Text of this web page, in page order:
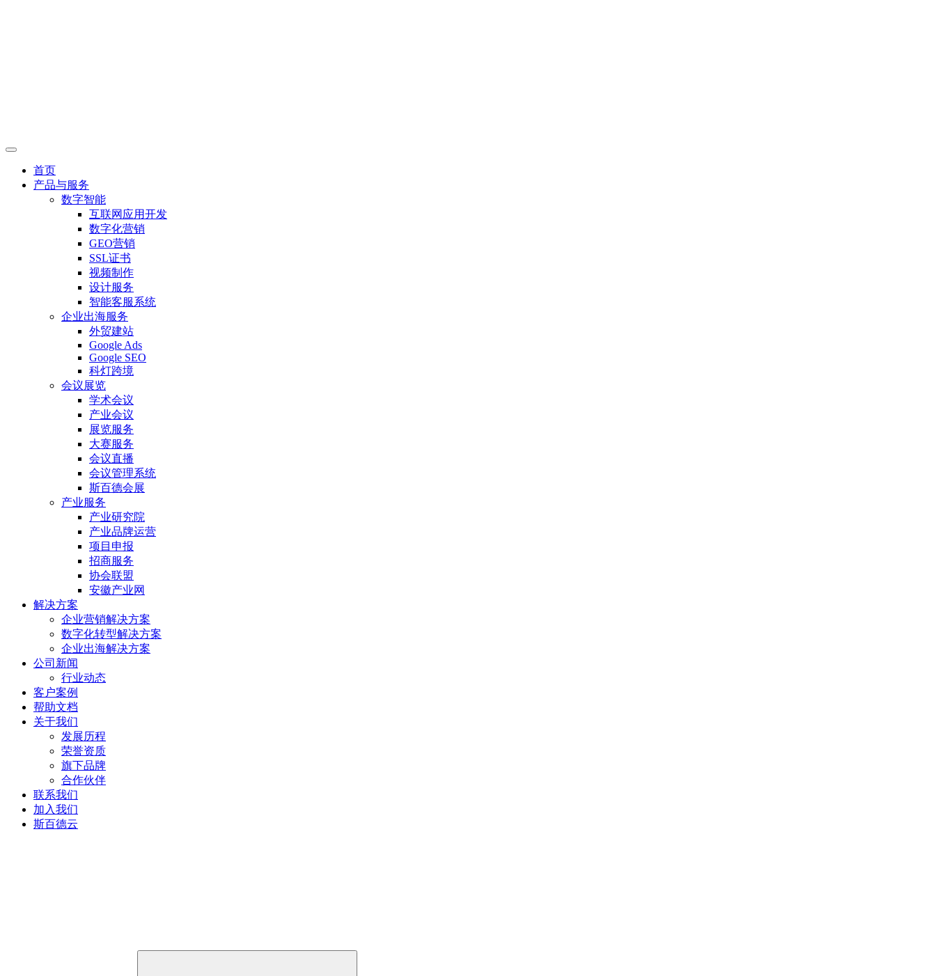
首页
产品与服务
数字智能
互联网应用开发
数字化营销
GEO营销
SSL证书
视频制作
设计服务
智能客服系统
企业出海服务
外贸建站
Google Ads
Google SEO
科灯跨境
会议展览
学术会议
产业会议
展览服务
大赛服务
会议直播
会议管理系统
斯百德会展
产业服务
产业研究院
产业品牌运营
项目申报
招商服务
协会联盟
安徽产业网
解决方案
企业营销解决方案
数字化转型解决方案
企业出海解决方案
公司新闻
行业动态
客户案例
帮助文档
关于我们
发展历程
荣誉资质
旗下品牌
合作伙伴
联系我们
加入我们
斯百德云